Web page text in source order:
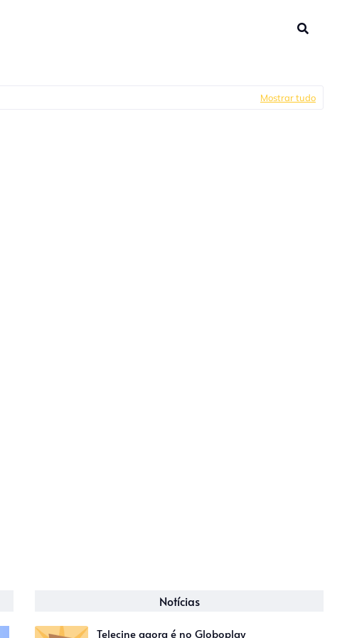
Mostrar tudo
Notícias
Telecine agora é no Globoplay